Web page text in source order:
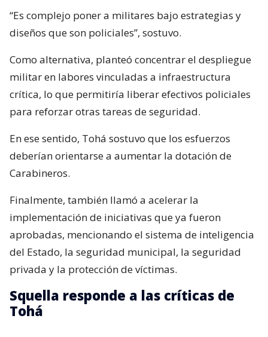
“Es complejo poner a militares bajo estrategias y
diseños que son policiales”, sostuvo.
Como alternativa, planteó concentrar el despliegue
militar en labores vinculadas a infraestructura
crítica, lo que permitiría liberar efectivos policiales
para reforzar otras tareas de seguridad.
En ese sentido, Tohá sostuvo que los esfuerzos
deberían orientarse a aumentar la dotación de
Carabineros.
Finalmente, también llamó a acelerar la
implementación de iniciativas que ya fueron
aprobadas, mencionando el sistema de inteligencia
del Estado, la seguridad municipal, la seguridad
privada y la protección de víctimas.
Squella responde a las críticas de
Tohá